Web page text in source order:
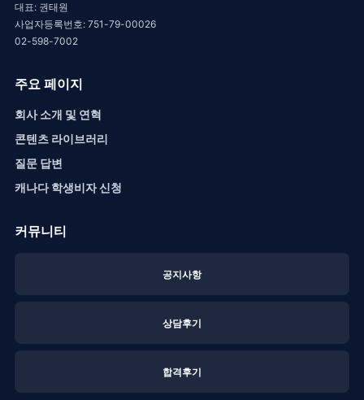
대표: 권태원
사업자등록번호: 751-79-00026
02-598-7002
주요 페이지
회사 소개 및 연혁
콘텐츠 라이브러리
질문 답변
캐나다 학생비자 신청
커뮤니티
공지사항
상담후기
합격후기